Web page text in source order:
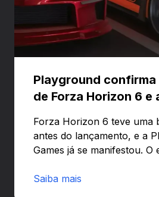
Playground
de Forza Horizon 6 e
Forza Horizon 6 teve uma
antes do lançamento, e a
Games já se manifestou. O
preload e avisa que quem
Saiba mais